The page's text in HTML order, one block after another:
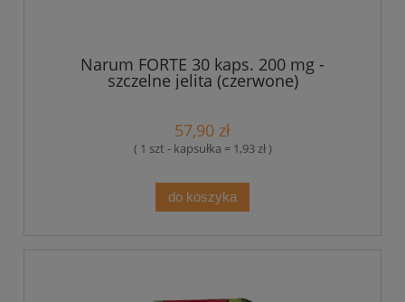
Narum FORTE 30 kaps. 200 mg -
szczelne jelita (czerwone)
57,90 zł
( 1 szt - kapsułka = 1,93 zł )
do koszyka